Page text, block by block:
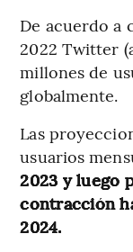
De acuerdo a
2022 Twitter
millones de
globalmente.
Las
usuarios
2023 y luego
contracción
2024.